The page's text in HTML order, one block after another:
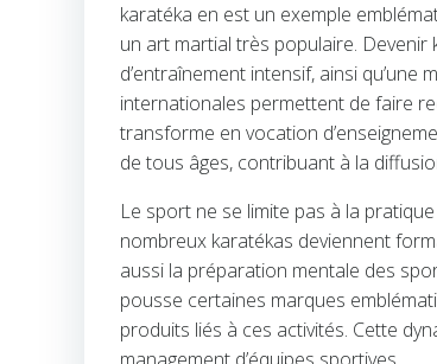
karatéka en est un exemple
un art martial très populaire.
d’entraînement intensif, ainsi
internationales permettent de faire
transforme en vocation
de tous âges, contribuant à la
Le sport ne se limite pas à la
nombreux karatékas deviennent
aussi la préparation mentale des
pousse certaines marques
produits liés à ces activités. Cette